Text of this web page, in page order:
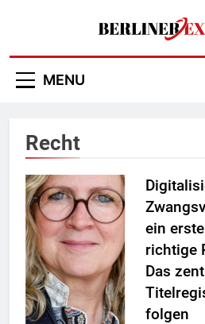
MENU
Recht
ein
richtige
Das
folgen